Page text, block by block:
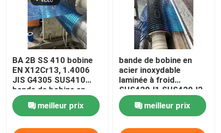
BA 2B SS 410 bobine
EN X12Cr13, 1.4006
JIS G4305 SUS410
bande de bobine en
acier inoxydable 0,3-3
mm
meilleur prix
bande de bobine en
acier inoxydable
laminée à froid
SUS420J1 SUS420J2
0,3-3 mm
meilleur prix